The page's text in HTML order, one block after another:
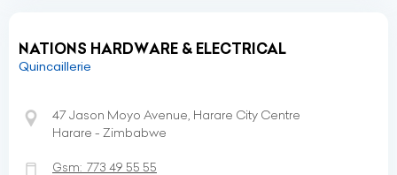
NATIONS HARDWARE & ELECTRICAL
Quincaillerie
47 Jason Moyo Avenue, Harare City Centre
Harare - Zimbabwe
Gsm: 773 49 55 55